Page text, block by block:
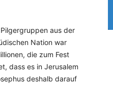
aus der
Nation war
die zum Fest
dass es in Jerusalem
deshalb darauf